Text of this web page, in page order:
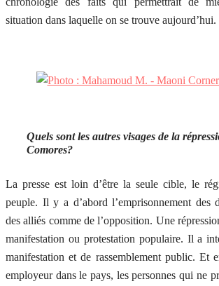
situation dans laquelle on se trouve aujourd’hui.
Quels sont les autres visages de la
Comores?
La presse est loin d’être la seule cible, le
peuple. Il y a d’abord l’emprisonnement des
des alliés comme de l’opposition. Une
manifestation ou protestation populaire. Il a
manifestation et de rassemblement public. Et
employeur dans le pays, les personnes qui ne